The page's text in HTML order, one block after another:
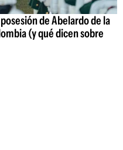
de Abelardo de la
(y qué dicen sobre